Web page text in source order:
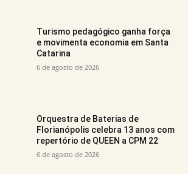
Turismo pedagógico ganha força
e movimenta economia em Santa
Catarina
6 de agosto de 2026
Orquestra de Baterias de
Florianópolis celebra 13 anos com
repertório de QUEEN a CPM 22
6 de agosto de 2026